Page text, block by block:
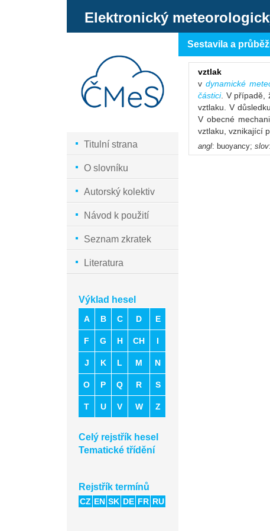
Elektronický
Titulní strana
O slovníku
Autorský kolektiv
Návod k použití
Seznam zkratek
Literatura
Výklad hesel
A B C D E
F G H CH I
J K L M N
O P Q R S
T U V W Z
Celý rejstřík hesel
Tematické třídění
Rejstřík termínů
CZ EN SK DE FR RU
Sestavila a
vztlak
v dynamické
částici. V případě,
vztlaku. V
V obecné
vztlaku, vznikající
angl: buoyancy; slov